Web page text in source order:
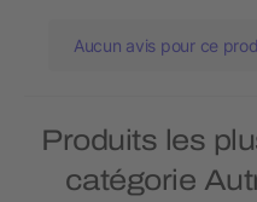
Aucun avis pour ce
Produits les
catégorie